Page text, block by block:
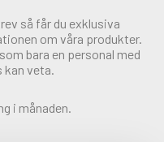
så får du exklusiva
om våra produkter.
bara en personal med
kan veta.
i månaden.